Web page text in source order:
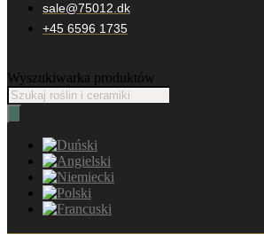
sale@75012.dk
+45 6596 1735
Wyszukiwarka produktów